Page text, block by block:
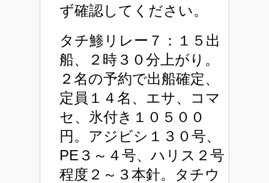
ず確認してください。
タチ鯵リレー７：１５出
船、２時３０分上がり。
２名の予約で出船確定、
定員１４名、エサ、コマ
セ、氷付き１０５００
円。アジビシ１３０号、
PE３～４号、ハリス２号
程度２～３本針。タチウ